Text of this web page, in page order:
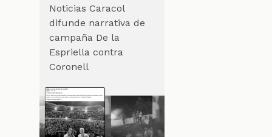
Noticias Caracol
difunde narrativa de
campaña De la
Espriella contra
Coronell